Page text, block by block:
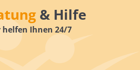
& Hilfe
helfen Ihnen 24/7